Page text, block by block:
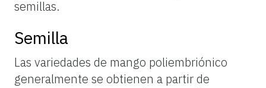
semillas.
Semilla
Las variedades de mango poliembriónico
generalmente se obtienen a partir de